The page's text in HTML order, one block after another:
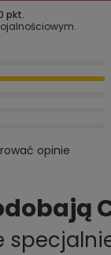
pkt.
opinie